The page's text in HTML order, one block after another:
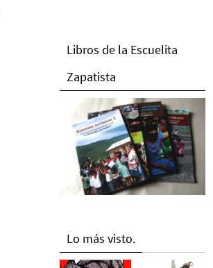
Libros de la Escuelita
Zapatista
Lo más visto.